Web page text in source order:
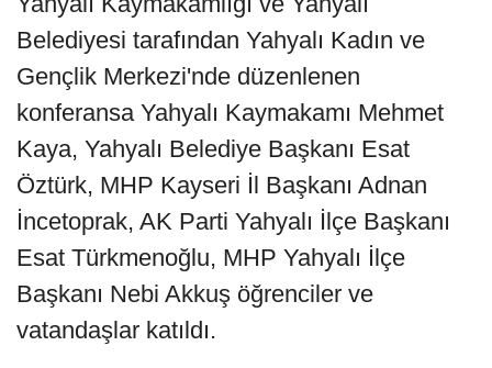
Belediyesi tarafından Yahyalı Kadın ve
Gençlik Merkezi'nde düzenlenen
konferansa Yahyalı Kaymakamı Mehmet
Kaya, Yahyalı Belediye Başkanı Esat
Öztürk, MHP Kayseri İl Başkanı Adnan
İncetoprak, AK Parti Yahyalı İlçe Başkanı
Esat Türkmenoğlu, MHP Yahyalı İlçe
Başkanı Nebi Akkuş öğrenciler ve
vatandaşlar katıldı.